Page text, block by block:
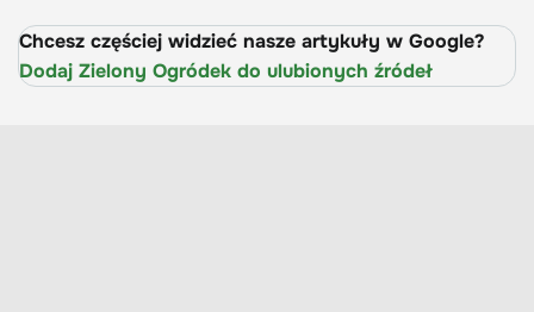
Chcesz częściej widzieć nasze artykuły w Google?
Dodaj Zielony Ogródek do ulubionych źródeł